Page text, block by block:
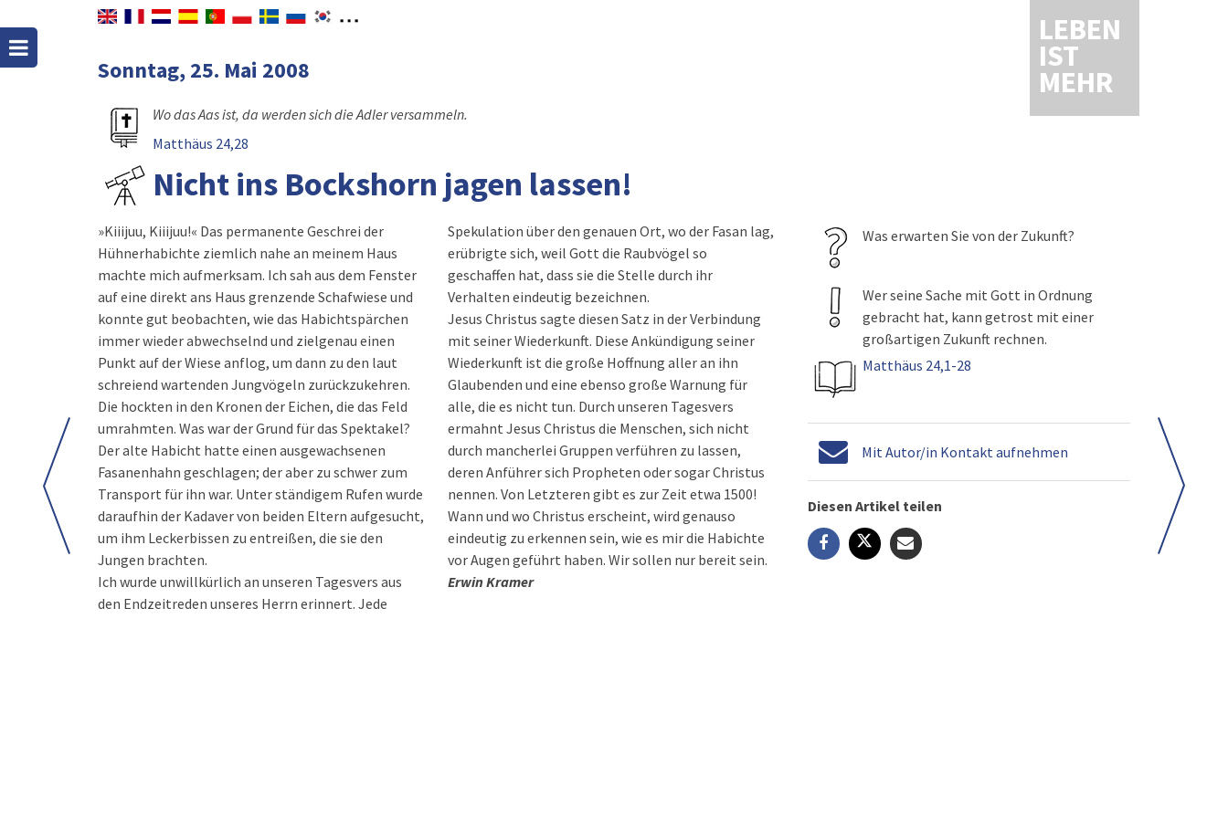
LEBEN
IST
MEHR
Sonntag, 25. Mai 2008
Wo das Aas ist, da werden sich die Adler versammeln.
Matthäus 24,28
Nicht ins Bockshorn jagen lassen!
»Kiiijuu, Kiiijuu!« Das permanente Geschrei der
Hühnerhabichte ziemlich nahe an meinem Haus
machte mich aufmerksam. Ich sah aus dem Fenster
auf eine direkt ans Haus grenzende Schafwiese und
konnte gut beobachten, wie das Habichtspärchen
immer wieder abwechselnd und zielgenau einen
Punkt auf der Wiese anflog, um dann zu den laut
schreiend wartenden Jungvögeln zurückzukehren.
Die hockten in den Kronen der Eichen, die das Feld
umrahmten. Was war der Grund für das Spektakel?
Der alte Habicht hatte einen ausgewachsenen
Fasanenhahn geschlagen; der aber zu schwer zum
Transport für ihn war. Unter ständigem Rufen wurde
daraufhin der Kadaver von beiden Eltern aufgesucht,
um ihm Leckerbissen zu entreißen, die sie den
Jungen brachten.
Ich wurde unwillkürlich an unseren Tagesvers aus
den Endzeitreden unseres Herrn erinnert. Jede
Spekulation über den genauen Ort, wo der Fasan lag,
erübrigte sich, weil Gott die Raubvögel so
geschaffen hat, dass sie die Stelle durch ihr
Verhalten eindeutig bezeichnen.
Jesus Christus sagte diesen Satz in der Verbindung
mit seiner Wiederkunft. Diese Ankündigung seiner
Wiederkunft ist die große Hoffnung aller an ihn
Glaubenden und eine ebenso große Warnung für
alle, die es nicht tun. Durch unseren Tagesvers
ermahnt Jesus Christus die Menschen, sich nicht
durch mancherlei Gruppen verführen zu lassen,
deren Anführer sich Propheten oder sogar Christus
nennen. Von Letzteren gibt es zur Zeit etwa 1500!
Wann und wo Christus erscheint, wird genauso
eindeutig zu erkennen sein, wie es mir die Habichte
vor Augen geführt haben. Wir sollen nur bereit sein.
Erwin Kramer
Was erwarten Sie von der Zukunft?
Wer seine Sache mit Gott in Ordnung
gebracht hat, kann getrost mit einer
großartigen Zukunft rechnen.
Matthäus 24,1-28
Mit Autor/in Kontakt aufnehmen
Diesen Artikel teilen